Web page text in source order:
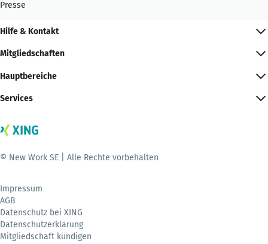
Presse
Hilfe & Kontakt
Mitgliedschaften
Hauptbereiche
Services
© New Work SE | Alle Rechte vorbehalten
Impressum
AGB
Datenschutz bei XING
Datenschutzerklärung
Mitgliedschaft kündigen